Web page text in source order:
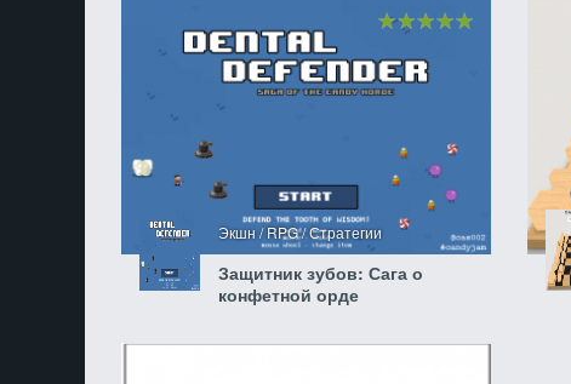
Экшн / RPG / Стратегии
Защитник зубов: Сага о
конфетной орде